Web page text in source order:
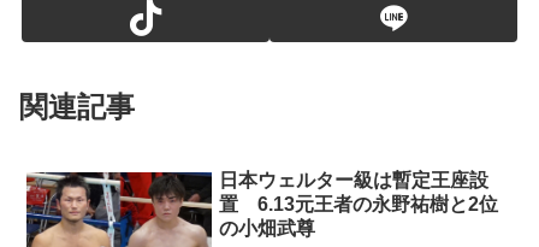
関連記事
日本ウェルター級は暫定王座設
置 6.13元王者の永野祐樹と2位
の小畑武尊